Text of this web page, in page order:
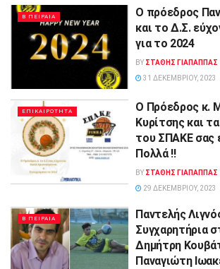
Β ΠΕΙΡΑΙΑ
Ο πρόεδρος
και το Δ.Σ.
για το 2024
BY ΣΤΑΘΗΣ ΓΊΑΠΑΠΠΑΣ
31 ΔΕΚΕΜΒΡΊΟΥ, 2023
ΕΠΙΚΑΙΡΟΤΗΤΑ
Ο Πρόεδρος κ.
Κυρίτσης και
του ΣΠΑΚΕ σας
Πολλά !!
BY ΣΤΑΘΗΣ ΓΊΑΠΑΠΠΑΣ
29 ΔΕΚΕΜΒΡΊΟΥ, 2023
Β ΠΕΙΡΑΙΑ
Παντελής
Συγχαρητήρια
Δημήτρη
Παναγιώτη